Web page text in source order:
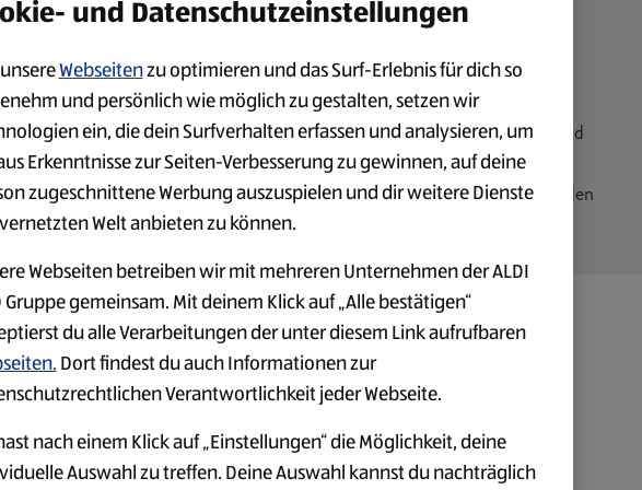
Job finden
passende Stelle zu finden, nutze die Suchmaske am Anfang dieser Seite.
die Suchergebnisse und wähle die Stelle aus, die deinen Interessen und
entspricht. Über den Link zur Stellenanzeige erhältst du weitere
zu den Aufgaben und Voraussetzungen. Dort kannst du dann auch den
ganz bequem online starten.
„Jetzt bewerben" in deiner ausgewählten Stellenanzeige. Für deine Bewerbung
SÜD hast du mehrere Möglichkeiten. Mit der Bewerbung ohne Konto
und Datenschutzeinstellungen
Webseitenzu optimieren und das Surf-Erlebnis für dich so
und persönlich wie möglich zu gestalten, setzen wir
ein, die dein Surfverhalten erfassen und analysieren, um
Erkenntnisse zur Seiten-Verbesserung zu gewinnen, auf deine
zugeschnittene Werbung auszuspielen und dir weitere Dienste
Welt anbieten zu können.
Webseiten betreiben wir mit mehreren Unternehmen der ALDI
Gruppe gemeinsam. Mit deinem Klick auf „Alle bestätigen“
du alle Verarbeitungen der unter diesem Link aufrufbaren
Dort findest du auch Informationen zur
Verantwortlichkeit jeder Webseite.
nach einem Klick auf „Einstellungen“ die Möglichkeit, deine
Auswahl zu treffen. Deine Auswahl kannst du nachträglich